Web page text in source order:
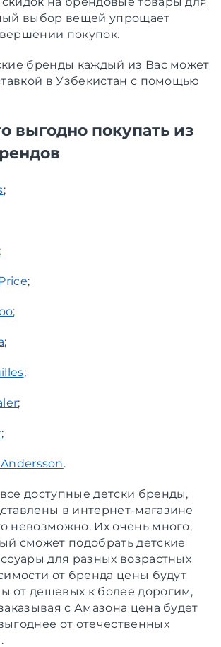
выбор вещей упрощает
покупок.
бренды каждый из Вас может
в Узбекистан с помощью
выгодно покупать из
;
;
;
;
;
;
;
.
доступные детски бренды,
в интернет-магазине
невозможно. Их очень много,
сможет подобрать детские
для разных возрастных
от бренда цены будут
от дешевых к более дорогим,
с Амазона цена будет
от отечественных